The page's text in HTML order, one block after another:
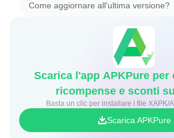
Come aggiornare all'ultima versione?
Scarica l'app APKPure per
ricompense e sconti
Basta un clic per installare i file
Scarica APKPure